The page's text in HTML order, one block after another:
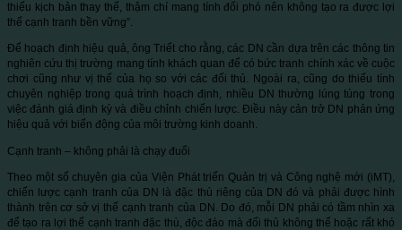
thiếu kịch bản thay thế, thậm chí mang tính đối phó nên không tạo ra được lợi
thế cạnh tranh bền vững”.
Để hoạch định hiệu quả, ông Triết cho rằng, các DN cần dựa trên các thông tin
nghiên cứu thị trường mang tính khách quan để có bức tranh chính xác về cuộc
chơi cũng như vị thế của họ so với các đối thủ. Ngoài ra, cũng do thiếu tính
chuyên nghiệp trong quá trình hoạch định, nhiều DN thường lúng túng trong
việc đánh giá định kỳ và điều chỉnh chiến lược. Điều này cản trở DN phản ứng
hiệu quả với biến động của môi trường kinh doanh.
Cạnh tranh – không phải là chạy đuổi
Theo một số chuyên gia của Viện Phát triển Quản trị và Công nghệ mới (iMT),
chiến lược cạnh tranh của DN là đặc thù riêng của DN đó và phải được hình
thành trên cơ sở vị thế cạnh tranh của DN. Do đó, mỗi DN phải có tầm nhìn xa
để tạo ra lợi thế cạnh tranh đặc thù, độc đáo mà đối thủ không thể hoặc rất khó